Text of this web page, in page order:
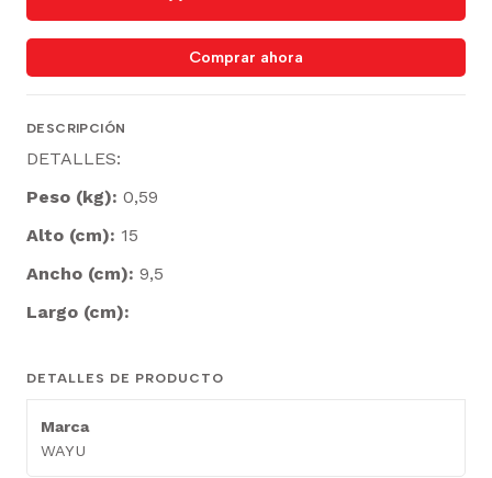
Comprar ahora
DESCRIPCIÓN
DETALLES:
Peso (kg): 0,59
Alto (cm): 15
Ancho (cm): 9,5
Largo (cm):
DETALLES DE PRODUCTO
Marca
WAYU